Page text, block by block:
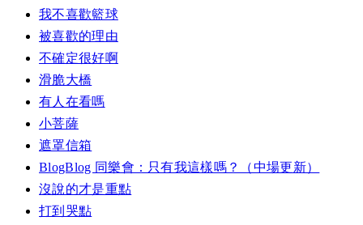
我不喜歡籃球
被喜歡的理由
不確定很好啊
滑脆大橋
有人在看嗎
小菩薩
遮罩信箱
BlogBlog 同樂會：只有我這樣嗎？（中場更新）
沒說的才是重點
打到哭點